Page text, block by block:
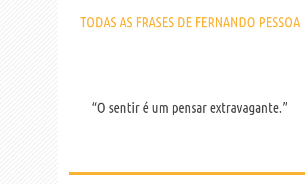
TODAS AS FRASES DE FERNANDO PESSOA
“O sentir é um pensar extravagante.”